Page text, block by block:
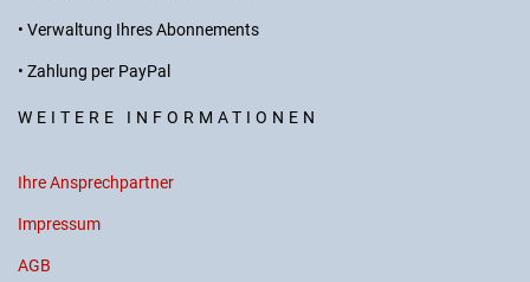
• Verwaltung Ihres Abonnements
• Zahlung per PayPal
WEITERE INFORMATIONEN
Ihre Ansprechpartner
Impressum
AGB